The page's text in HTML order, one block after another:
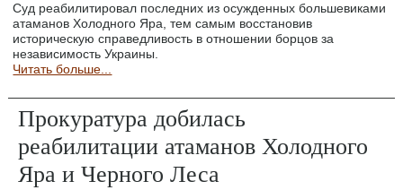
Суд реабилитировал последних из осужденных большевиками
атаманов Холодного Яра, тем самым восстановив
историческую справедливость в отношении борцов за
независимость Украины.
Читать больше...
Прокуратура добилась
реабилитации атаманов Холодного
Яра и Черного Леса